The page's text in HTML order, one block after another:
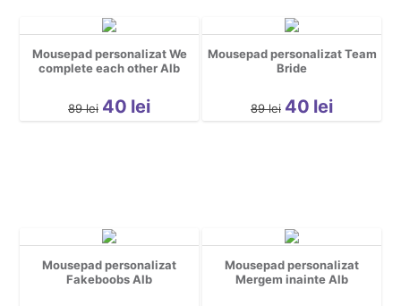
Mousepad personalizat We
complete each other Alb
89 lei 40 lei
Mousepad personalizat Team
Bride
89 lei 40 lei
Mousepad personalizat
Fakeboobs Alb
Mousepad personalizat
Mergem inainte Alb